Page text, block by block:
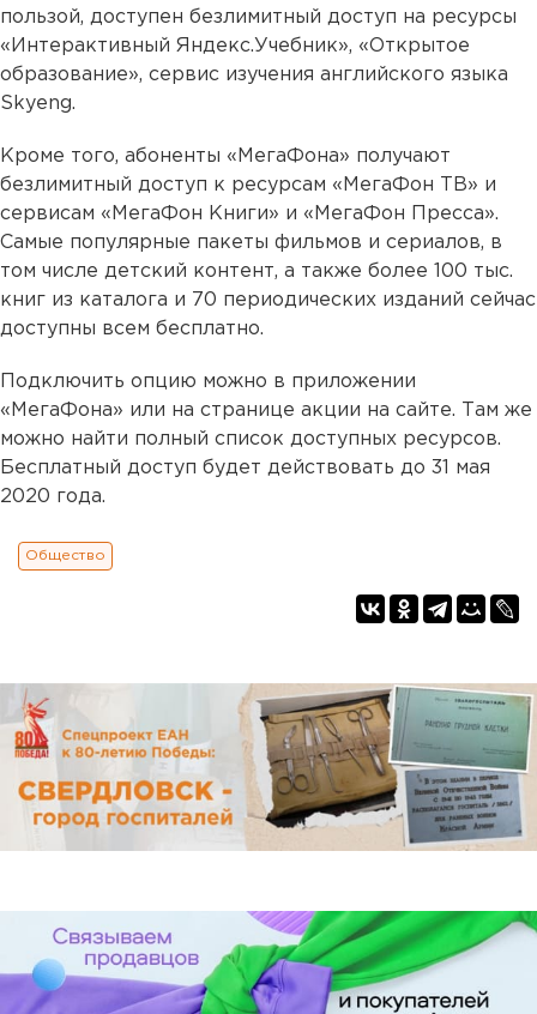
пользой, доступен безлимитный доступ на ресурсы
«Интерактивный Яндекс.Учебник», «Открытое
образование», сервис изучения английского языка
Skyeng.
Кроме того, абоненты «МегаФона» получают
безлимитный доступ к ресурсам «МегаФон ТВ» и
сервисам «МегаФон Книги» и «МегаФон Пресса».
Самые популярные пакеты фильмов и сериалов, в
том числе детский контент, а также более 100 тыс.
книг из каталога и 70 периодических изданий сейчас
доступны всем бесплатно.
Подключить опцию можно в приложении
«МегаФона» или на странице акции на сайте. Там же
можно найти полный список доступных ресурсов.
Бесплатный доступ будет действовать до 31 мая
2020 года.
Общество